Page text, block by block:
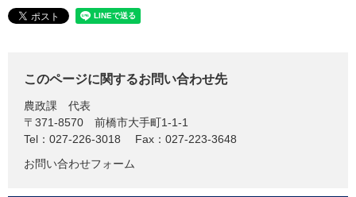
このページに関するお問い合わせ先
農政課
代表
〒371-8570
前橋市大手町1-1-1
Tel：027-226-3018
Fax：027-223-3648
お問い合わせフォーム